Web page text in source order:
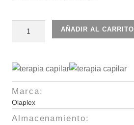
Acondicionador
Nutritivo
y
Fortalecedor
AÑADIR AL CARRITO
Marca:
Olaplex
Almacenamiento: